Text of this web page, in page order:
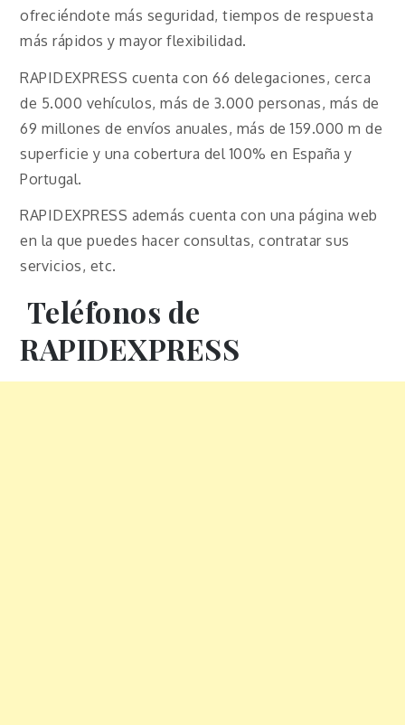
ofreciéndote más seguridad, tiempos de respuesta
más rápidos y mayor flexibilidad.
RAPIDEXPRESS cuenta con 66 delegaciones, cerca
de 5.000 vehículos, más de 3.000 personas, más de
69 millones de envíos anuales, más de 159.000 m de
superficie y una cobertura del 100% en España y
Portugal.
RAPIDEXPRESS además cuenta con una página web
en la que puedes hacer consultas, contratar sus
servicios, etc.
Teléfonos de
RAPIDEXPRESS